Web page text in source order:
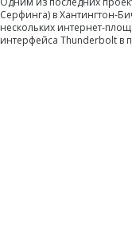
Серфинга) в Хантингтон-
нескольких интернет-
интерфейса Thunderbolt в